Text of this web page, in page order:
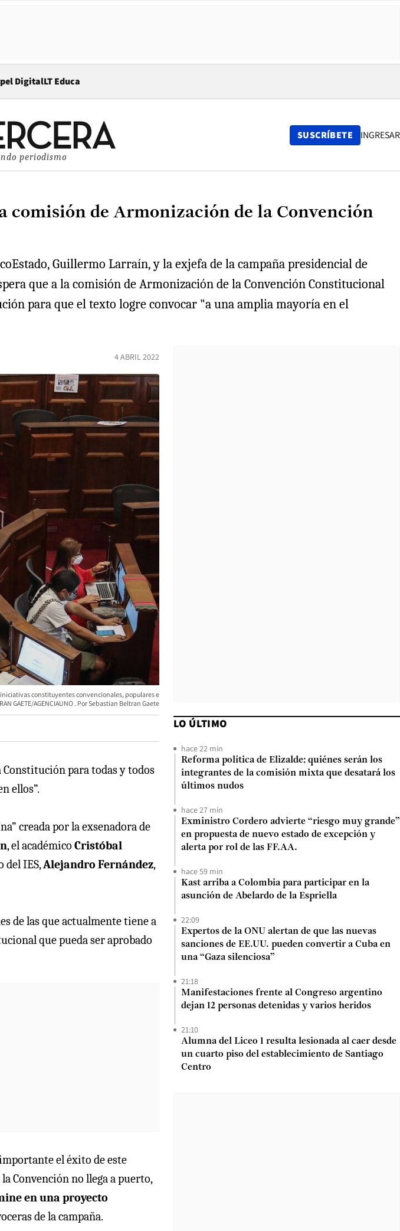
DigitalOpens in new window
LT Educa
periodismo
SUSCRÍBETE INGRESAR
comisión de Armonización de la Convención
Guillermo Larraín, y la exjefa de la campaña presidencial de
que a la comisión de Armonización de la Convención Constitucional
para que el texto logre convocar "a una amplia mayoría en el
4 ABRIL 2022
constituyentes convencionales, populares e
GAETE/AGENCIAUNO
Sebastian Beltran Gaete
para todas y todos
ellos”.
creada por la exsenadora de
, el académico Cristóbal
del IES,Alejandro Fernández,
de las que actualmente tiene a
que pueda ser aprobado
el éxito de este
Convención no llega a puerto,
en una proyecto
de la campaña.
LO ÚLTIMO
hace 22 min
Reforma política de Elizalde: quiénes serán los
integrantes de la comisión mixta que desatará los
últimos nudos
hace 27 min
Exministro Cordero advierte “riesgo muy grande”
en propuesta de nuevo estado de excepción y
alerta por rol de las FF.AA.
hace 59 min
Kast arriba a Colombia para participar en la
asunción de Abelardo de la Espriella
22:09
Expertos de la ONU alertan de que las nuevas
sanciones de EE.UU. pueden convertir a Cuba en
una “Gaza silenciosa”
21:18
Manifestaciones frente al Congreso argentino
dejan 12 personas detenidas y varios heridos
21:10
Alumna del Liceo 1 resulta lesionada al caer desde
un cuarto piso del establecimiento de Santiago
Centro